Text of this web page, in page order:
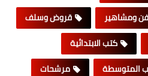
فن ومشاهير
قروض وسلف
كتب الابتدائية
المتوسطة
مرشحات